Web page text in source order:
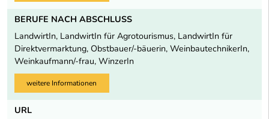
BERUFE NACH ABSCHLUSS
LandwirtIn, LandwirtIn für Agrotourismus, LandwirtIn für
Direktvermarktung, Obstbauer/-bäuerin, WeinbautechnikerIn,
Weinkaufmann/-frau, WinzerIn
weitere Informationen
URL